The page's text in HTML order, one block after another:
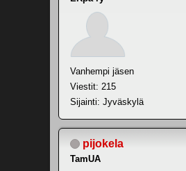
Vanhempi jäsen
Viestit: 215
Sijainti: Jyväskylä
pijokela
TamUA